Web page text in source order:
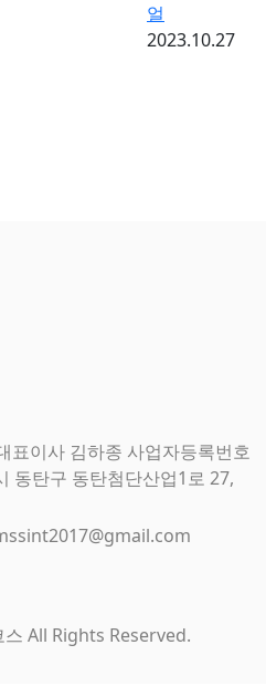
얼
2023.10.27
표이사 김하종 사업자등록번호
동탄구 동탄첨단산업1로 27,
All Rights Reserved.